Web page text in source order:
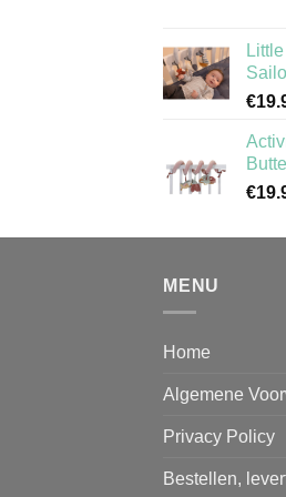
€
€
MENU
Home
Algemene
Privacy Policy
Bestellen,